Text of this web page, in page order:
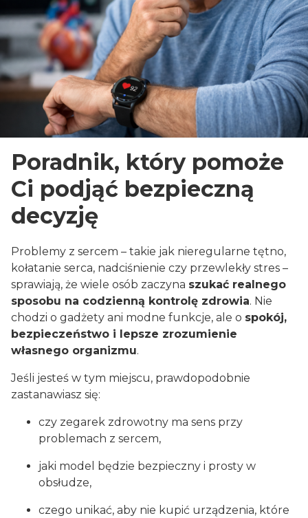
Poradnik, który pomoże
Ci podjąć bezpieczną
decyzję
Problemy z sercem – takie jak nieregularne tętno,
kołatanie serca, nadciśnienie czy przewlekły stres –
sprawiają, że wiele osób zaczyna szukać realnego
sposobu na codzienną kontrolę zdrowia. Nie
chodzi o gadżety ani modne funkcje, ale o spokój,
bezpieczeństwo i lepsze zrozumienie
własnego organizmu.
Jeśli jesteś w tym miejscu, prawdopodobnie
zastanawiasz się:
czy zegarek zdrowotny ma sens przy
problemach z sercem,
jaki model będzie bezpieczny i prosty w
obsłudze,
czego unikać, aby nie kupić urządzenia, które